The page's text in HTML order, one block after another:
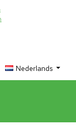
Nederlands